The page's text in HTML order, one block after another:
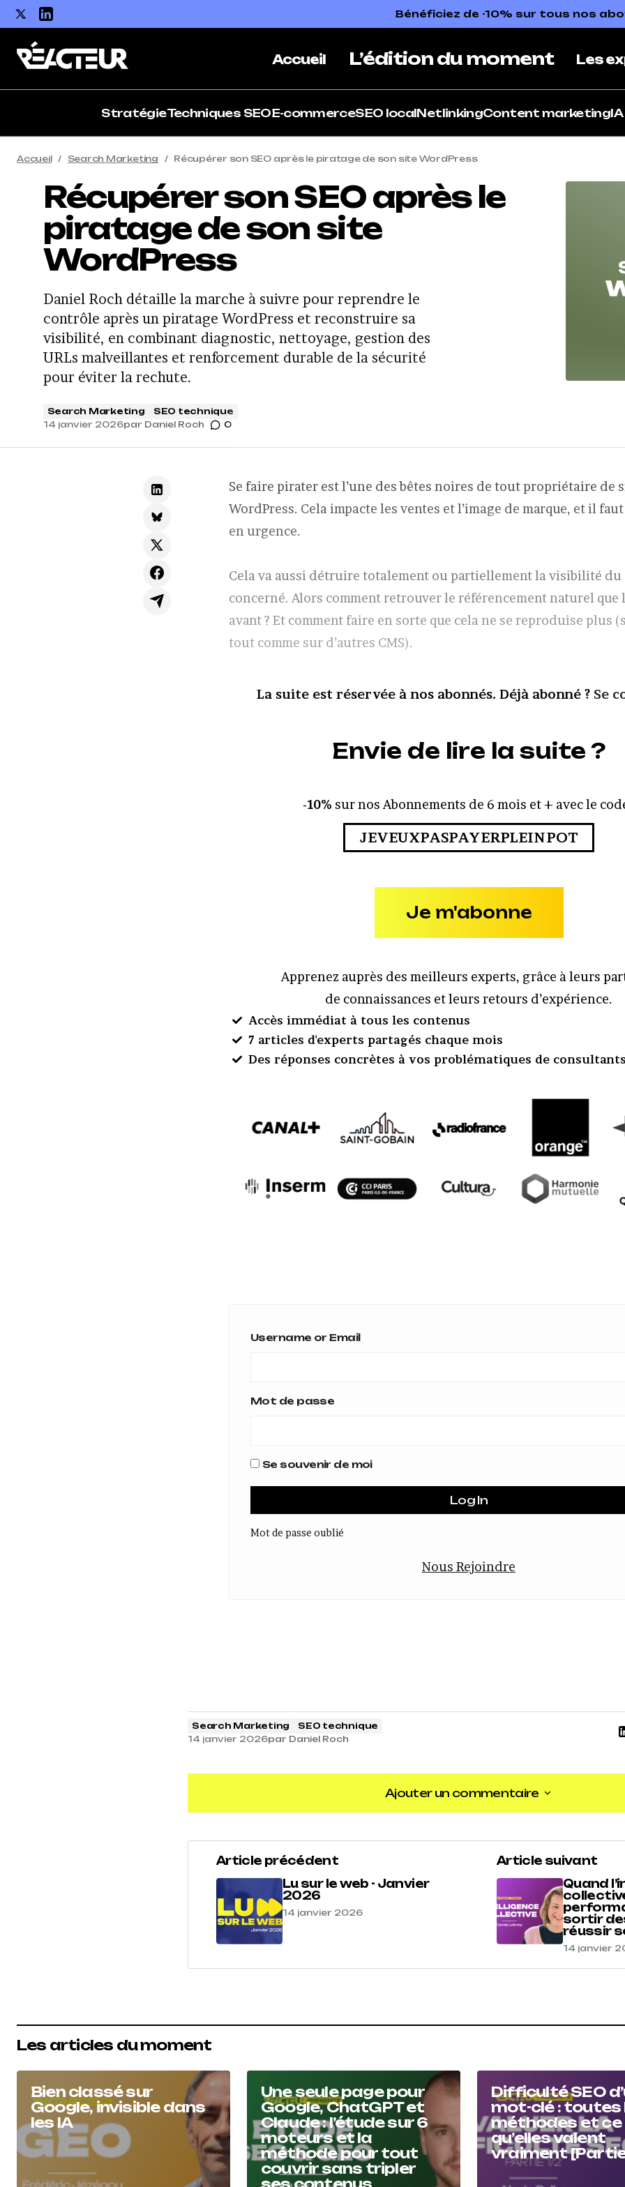
Bénéficiez de -10% sur tous nos
Accueil L’édition du moment Les
StratégieTechniques SEOE-commerceSEO localNetlinkingContent marketingIA
Accueil Search Marketing Récupérer son SEO après le piratage de son site WordPress
Récupérer son SEO après le
piratage de son site
WordPress
Daniel Roch détaille la marche à suivre pour reprendre le
contrôle après un piratage WordPress et reconstruire sa
visibilité, en combinant diagnostic, nettoyage, gestion des
URLs malveillantes et renforcement durable de la sécurité
pour éviter la rechute.
Search Marketing
SEO technique
14 janvier 2026par Daniel Roch 0
Se faire pirater est l’une des bêtes noires de tout propriétaire de
WordPress. Cela impacte les ventes et l’image de marque, et il
en urgence.
Cela va aussi détruire totalement ou partiellement la visibilité du
concerné. Alors comment retrouver le référencement naturel que
avant ? Et comment faire en sorte que cela ne se reproduise plus
tout comme sur d’autres CMS).
La suite est réservée à nos abonnés. Déjà abonné ? Se
Envie de lire la suite ?
-10% sur nos Abonnements de 6 mois et + avec le
JEVEUXPASPAYERPLEINPOT
Je m'abonne
Apprenez auprès des meilleurs experts, grâce à leurs
de connaissances et leurs retours d’expérience.
Accès immédiat à tous les contenus
7 articles d'experts partagés chaque mois
Des réponses concrètes à vos problématiques de consultants
Username or Email
Mot de passe
Se souvenir de moi
Mot de passe oublié
Nous Rejoindre
Search Marketing
SEO technique
14 janvier 2026par Daniel Roch
Ajouter un commentaire
Ajouter un commentaire
Article précédent
Lu sur le web - Janvier
2026
14 janvier 2026
Article suivant
Quand
sortir
réussir
14 janvier
Les articles du moment
Bien classé sur
Google, invisible dans
les IA
Une seule page pour
Google, ChatGPT et
Claude : l’étude sur 6
moteurs et la
méthode pour tout
couvrir sans tripler
Difficulté SEO
mot-clé : toutes
méthodes et ce
qu’elles valent
vraiment [Partie